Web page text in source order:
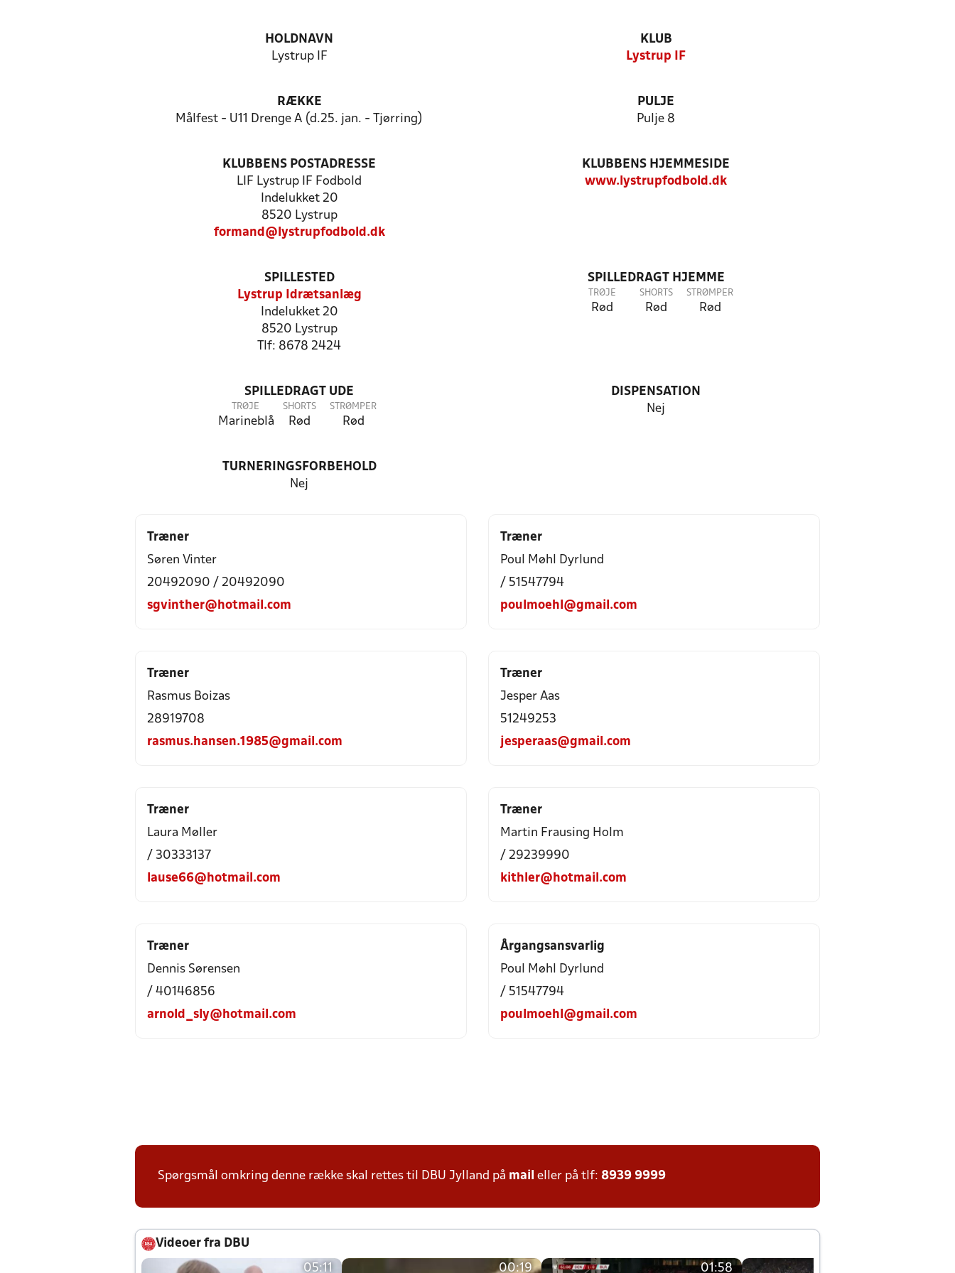
HOLDNAVN
Lystrup IF
KLUB
Lystrup IF
RÆKKE
Målfest - U11 Drenge A (d.25. jan. - Tjørring)
PULJE
Pulje 8
KLUBBENS POSTADRESSE
LIF Lystrup IF Fodbold
Indelukket 20
8520 Lystrup
formand@lystrupfodbold.dk
KLUBBENS HJEMMESIDE
www.lystrupfodbold.dk
SPILLESTED
Lystrup Idrætsanlæg
Indelukket 20
8520 Lystrup
Tlf: 8678 2424
SPILLEDRAGT HJEMME
TRØJE
Rød
SHORTS
Rød
STRØMPER
Rød
SPILLEDRAGT UDE
TRØJE
Marineblå
SHORTS
Rød
STRØMPER
Rød
DISPENSATION
Nej
TURNERINGSFORBEHOLD
Nej
Træner
Søren Vinter
20492090 / 20492090
sgvinther@hotmail.com
Træner
Poul Møhl Dyrlund
/ 51547794
poulmoehl@gmail.com
Træner
Rasmus Boizas
28919708
rasmus.hansen.1985@gmail.com
Træner
Jesper Aas
51249253
jesperaas@gmail.com
Træner
Laura Møller
/ 30333137
lause66@hotmail.com
Træner
Martin Frausing Holm
/ 29239990
kithler@hotmail.com
Træner
Dennis Sørensen
/ 40146856
arnold_sly@hotmail.com
Årgangsansvarlig
Poul Møhl Dyrlund
/ 51547794
poulmoehl@gmail.com
Spørgsmål omkring denne række skal rettes til DBU Jylland på mail eller på tlf: 8939 9999
Videoer fra DBU
05:11 00:19 01:58